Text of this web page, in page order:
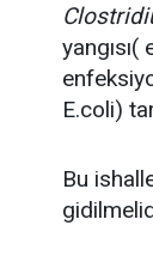
E.coli)
Bu